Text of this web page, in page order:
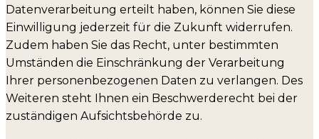
Datenverarbeitung erteilt haben, können Sie diese
Einwilligung jederzeit für die Zukunft widerrufen.
Zudem haben Sie das Recht, unter bestimmten
Umständen die Einschränkung der Verarbeitung
Ihrer personenbezogenen Daten zu verlangen. Des
Weiteren steht Ihnen ein Beschwerderecht bei der
zuständigen Aufsichtsbehörde zu.